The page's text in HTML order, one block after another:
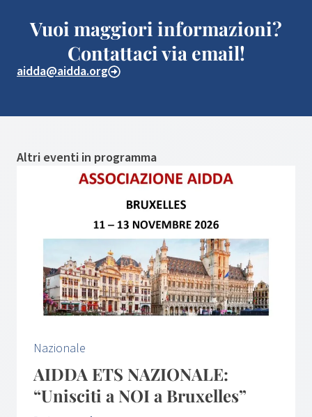
Vuoi maggiori informazioni?
Contattaci via email!
aidda@aidda.org
Altri eventi in programma
Nazionale
AIDDA ETS NAZIONALE:
“Unisciti a NOI a Bruxelles”